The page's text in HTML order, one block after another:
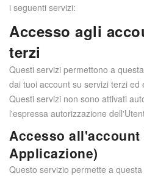
i seguenti servizi:
Accesso agli
terzi
Questi servizi permettono a
dai tuoi account su servizi terzi ed
Questi servizi non sono attivati
l'espressa autorizzazione
Accesso all'account
Applicazione)
Questo servizio permette a